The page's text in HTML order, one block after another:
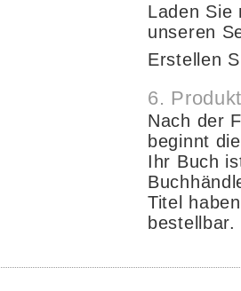
Laden Sie
unseren
Erstellen
6.
Nach der
beginnt
Ihr Buch
Titel
bestellbar.